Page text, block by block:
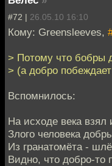
#72 | 26.05.10 16:10
Кому: Greensleeves,
> Потому что бобры
> (а добро
Вспомнилось:
На исходе века взял
Злого человека
Из гранатомёта -
Видно, что добро-то